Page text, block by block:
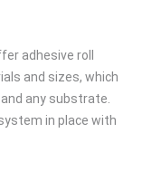
adhesive roll
and sizes, which
any substrate.
in place with